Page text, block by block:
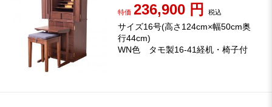
特価 236,900 円税込
サイズ16号(高さ124cm×幅50cm奥
行44cm)
WN色 タモ製16-41経机・椅子付